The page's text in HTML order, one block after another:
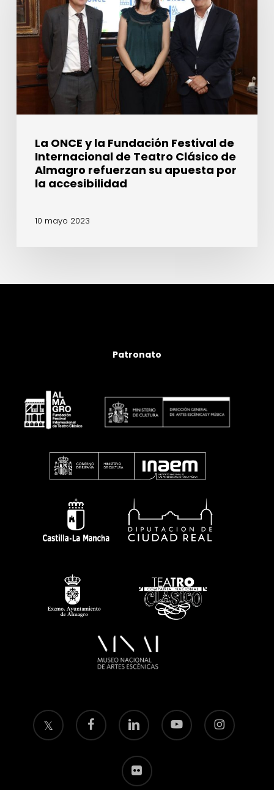
Fundación
Festival
Internacional
de
Teatro
refuerzan
apuesta
accesibilidad
La ONCE y la Fundación Festival de
Internacional de Teatro Clásico de
Almagro refuerzan su apuesta por
la accesibilidad
10 mayo 2023
Patronato
twitter facebook linkedin youtube instagram
flickr